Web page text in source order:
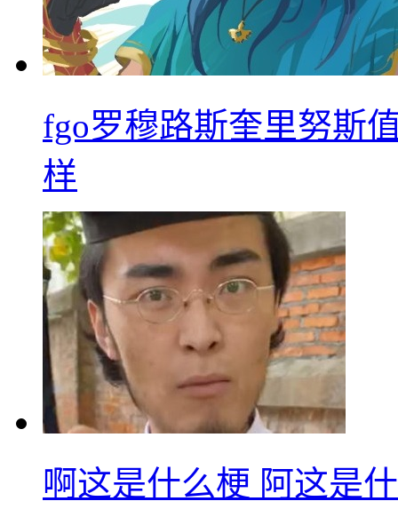
fgo罗穆路斯奎里努斯
样
啊这是什么梗 阿这是